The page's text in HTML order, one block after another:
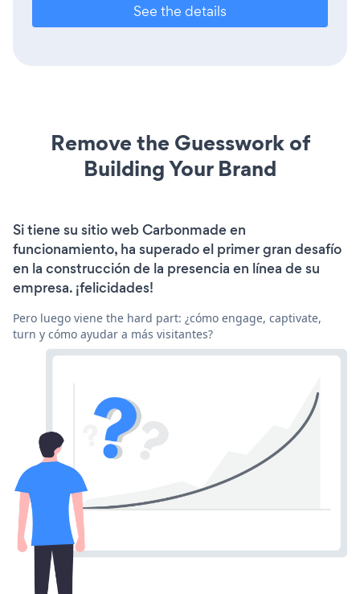
See the details
Remove the Guesswork of
Building Your Brand
Si tiene su sitio web Carbonmade en
funcionamiento, ha superado el primer gran desafío
en la construcción de la presencia en línea de su
empresa. ¡felicidades!
Pero luego viene the hard part: ¿cómo engage, captivate,
turn y cómo ayudar a más visitantes?